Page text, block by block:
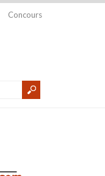
Concours